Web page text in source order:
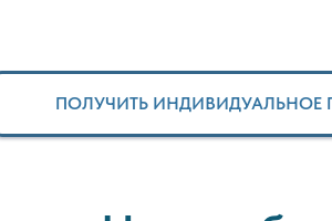
ПОЛУЧИТЬ ИНДИВИДУАЛЬНОЕ